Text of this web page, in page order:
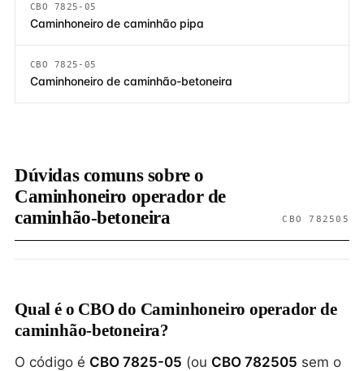
CBO 7825-05
Caminhoneiro de caminhão pipa
CBO 7825-05
Caminhoneiro de caminhão-betoneira
Dúvidas comuns sobre o
Caminhoneiro operador de
caminhão-betoneira
CBO 782505
Qual é o CBO do Caminhoneiro operador de
caminhão-betoneira?
O código é CBO 7825-05 (ou CBO 782505 sem o